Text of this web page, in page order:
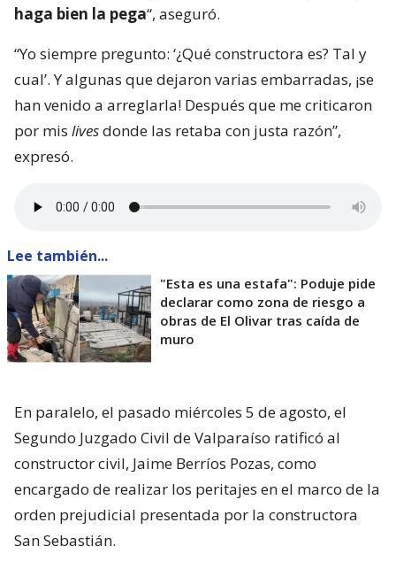
haga bien la pega“, aseguró.
“Yo siempre pregunto: ‘¿Qué constructora es? Tal y
cual’. Y algunas que dejaron varias embarradas, ¡se
han venido a arreglarla! Después que me criticaron
por mis livesdonde las retaba con justa razón”,
expresó.
Lee también...
"Esta es una estafa": Poduje pide
declarar como zona de riesgo a
obras de El Olivar tras caída de
muro
En paralelo, el pasado miércoles 5 de agosto, el
Segundo Juzgado Civil de Valparaíso ratificó al
constructor civil, Jaime Berríos Pozas, como
encargado de realizar los peritajes en el marco de la
orden prejudicial presentada por la constructora
San Sebastián.